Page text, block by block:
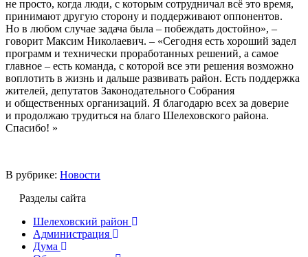
не просто, когда люди, с которым сотрудничал всё это время,
принимают другую сторону и поддерживают оппонентов.
Но в любом случае задача была – побеждать достойно», –
говорит Максим Николаевич. – «Сегодня есть хороший задел
программ и технически проработанных решений, а самое
главное – есть команда, с которой все эти решения возможно
воплотить в жизнь и дальше развивать район. Есть поддержка
жителей, депутатов Законодательного Собрания
и общественных организаций. Я благодарю всех за доверие
и продолжаю трудиться на благо Шелеховского района.
Спасибо! »
В рубрике: Новости
Разделы сайта
Шелеховский район
Администрация
Дума